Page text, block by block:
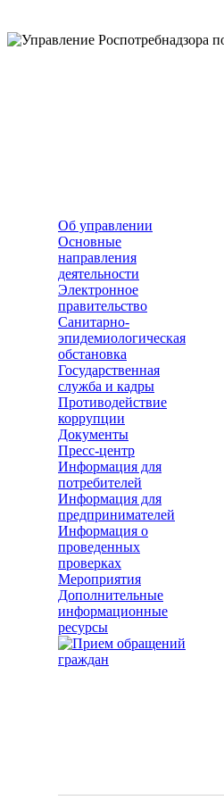
Об управлении
Основные
направления
деятельности
Электронное
правительство
Санитарно-
эпидемиологическая
обстановка
Государственная
служба и кадры
Противодействие
коррупции
Документы
Пресс-центр
Информация для
потребителей
Информация для
предпринимателей
Информация о
проведенных
проверках
Мероприятия
Дополнительные
информационные
ресурсы